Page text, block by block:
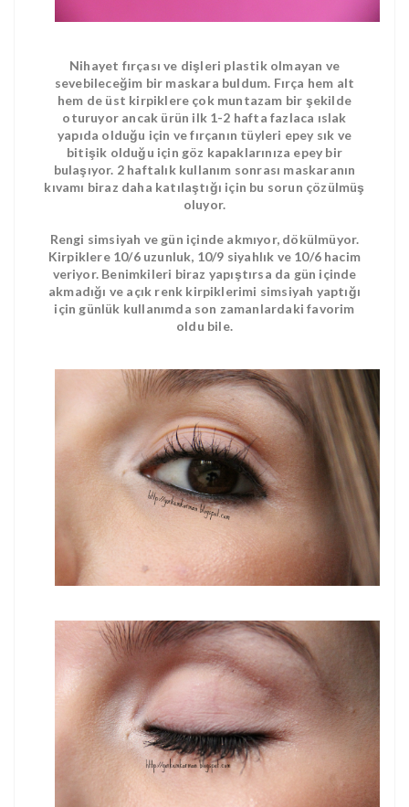
Nihayet fırçası ve dişleri plastik olmayan ve
sevebileceğim bir maskara buldum. Fırça hem alt
hem de üst kirpiklere çok muntazam bir şekilde
oturuyor ancak ürün ilk 1-2 hafta fazlaca ıslak
yapıda olduğu için ve fırçanın tüyleri epey sık ve
bitişik olduğu için göz kapaklarınıza epey bir
bulaşıyor. 2 haftalık kullanım sonrası maskaranın
kıvamı biraz daha katılaştığı için bu sorun çözülmüş
oluyor.
Rengi simsiyah ve gün içinde akmıyor, dökülmüyor.
Kirpiklere 10/6 uzunluk, 10/9 siyahlık ve 10/6 hacim
veriyor. Benimkileri biraz yapıştırsa da gün içinde
akmadığı ve açık renk kirpiklerimi simsiyah yaptığı
için günlük kullanımda son zamanlardaki favorim
oldu bile.